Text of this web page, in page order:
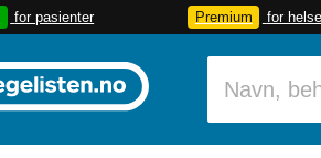
for pasienter Premium for